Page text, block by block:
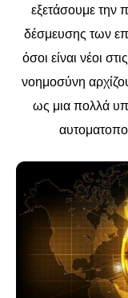
εξετάσουμε την
δέσμευσης των
όσοι είναι νέοι
νοημοσύνη
ως μια πολλά